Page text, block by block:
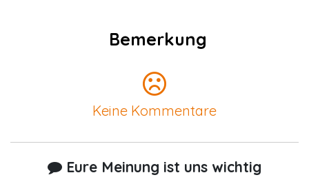
Bemerkung
Keine Kommentare
Eure Meinung ist uns wichtig